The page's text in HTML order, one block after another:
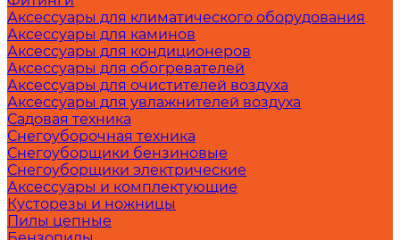
Аксессуары для климатического оборудования
Аксессуары для каминов
Аксессуары для кондиционеров
Аксессуары для обогревателей
Аксессуары для очистителей воздуха
Аксессуары для увлажнителей воздуха
Садовая техника
Снегоуборочная техника
Снегоуборщики бензиновые
Снегоуборщики электрические
Аксессуары и комплектующие
Кусторезы и ножницы
Пилы цепные